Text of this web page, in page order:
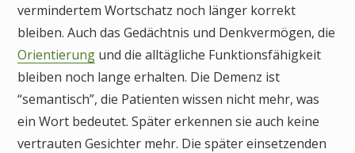
vermindertem Wortschatz noch länger korrekt
bleiben. Auch das Gedächtnis und Denkvermögen, die
Orientierung und die alltägliche Funktionsfähigkeit
bleiben noch lange erhalten. Die Demenz ist
“semantisch”, die Patienten wissen nicht mehr, was
ein Wort bedeutet. Später erkennen sie auch keine
vertrauten Gesichter mehr. Die später einsetzenden